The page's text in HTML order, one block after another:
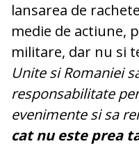
lansarea de
medie de actiune,
militare, dar nu si
Unite si Romaniei
responsabilitate
evenimente si sa
cat nu este prea